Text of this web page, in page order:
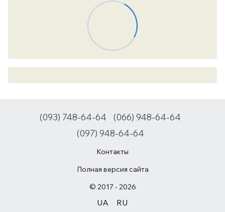
(093) 748-64-64
(066) 948-64-64
(097) 948-64-64
Контакты
Полная версия сайта
© 2017 - 2026
UA RU